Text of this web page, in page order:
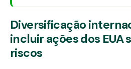
Diversificação
incluir ações dos
riscos